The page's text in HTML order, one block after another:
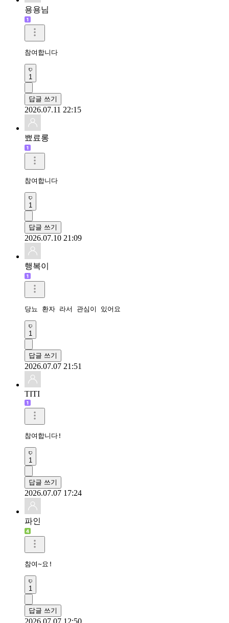
용용님
참여합니다
1
답글 쓰기
2026.07.11 22:15
뾰료롱
참여합니다
1
답글 쓰기
2026.07.10 21:09
행복이
당뇨 환자 라서 관심이 있어요
1
답글 쓰기
2026.07.07 21:51
TITI
참여합니다!
1
답글 쓰기
2026.07.07 17:24
파인
참여~요!
1
답글 쓰기
2026.07.07 12:50